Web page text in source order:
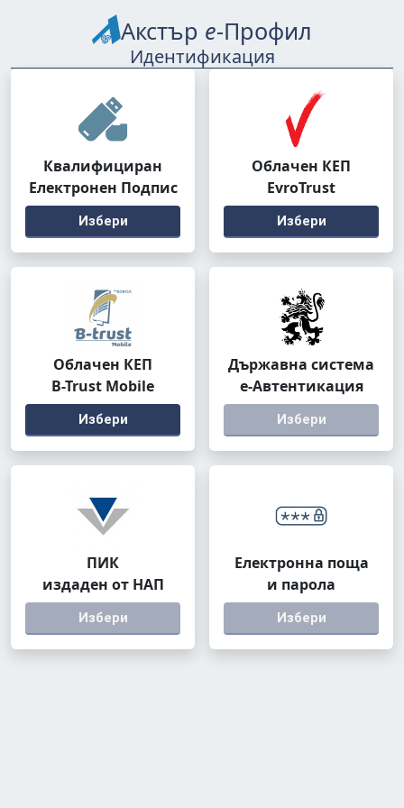
Акстър е-Профил
Идентификация
Квалифициран
Електронен Подпис
Избери
Облачен КЕП
EvroTrust
Избери
Облачен КЕП
B-Trust Mobile
Избери
Държавна система
е-Автентикация
Избери
ПИК
издаден от НАП
Избери
Електронна поща
и парола
Избери